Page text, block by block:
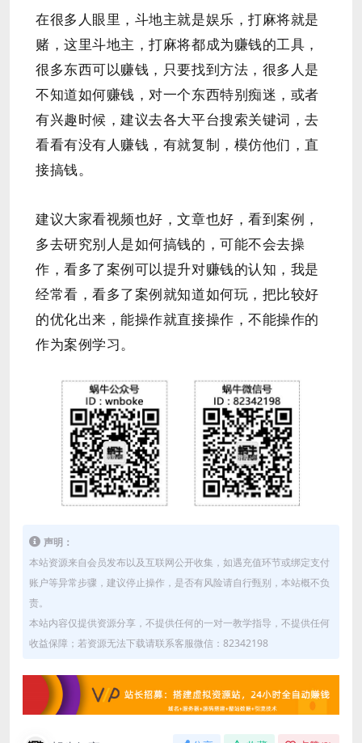
在很多人眼里，斗地主就是娱乐，打麻将就是
赌，这里斗地主，打麻将都成为赚钱的工具，
很多东西可以赚钱，只要找到方法，很多人是
不知道如何赚钱，对一个东西特别痴迷，或者
有兴趣时候，建议去各大平台搜索关键词，去
看看有没有人赚钱，有就复制，模仿他们，直
接搞钱。
建议大家看视频也好，文章也好，看到案例，
多去研究别人是如何搞钱的，可能不会去操
作，看多了案例可以提升对赚钱的认知，我是
经常看，看多了案例就知道如何玩，把比较好
的优化出来，能操作就直接操作，不能操作的
作为案例学习。
声明：
本站资源来自会员发布以及互联网公开收集，如遇充值环节或绑定支付
账户等异常步骤，建议停止操作，是否有风险请自行甄别，本站概不负
责。
本站内容仅提供资源分享，不提供任何的一对一教学指导，不提供任何
收益保障；若资源无法下载请联系客服微信：82342198